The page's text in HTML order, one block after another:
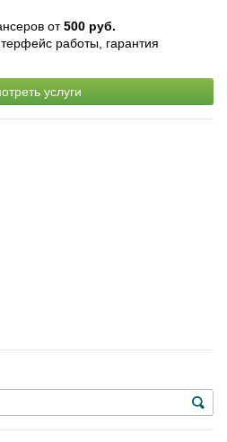
от500 руб.
работы, гарантия
услуги